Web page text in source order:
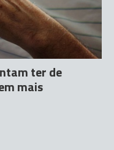
ter de
mais